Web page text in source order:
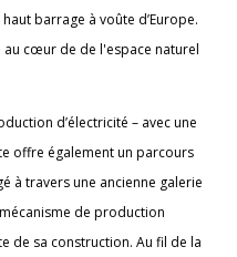
barrage à voûte d’Europe.
au cœur de de l'espace naturel
d’électricité – avec une
offre également un parcours
à travers une ancienne galerie
de production
de sa construction. Au fil de la